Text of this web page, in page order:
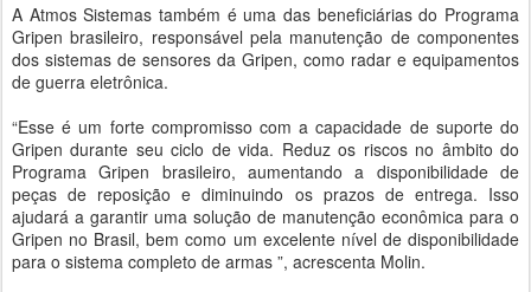
A Atmos Sistemas também é uma das beneficiárias do Programa
Gripen brasileiro, responsável pela manutenção de componentes
dos sistemas de sensores da Gripen, como radar e equipamentos
de guerra eletrônica.
“Esse é um forte compromisso com a capacidade de suporte do
Gripen durante seu ciclo de vida. Reduz os riscos no âmbito do
Programa Gripen brasileiro, aumentando a disponibilidade de
peças de reposição e diminuindo os prazos de entrega. Isso
ajudará a garantir uma solução de manutenção econômica para o
Gripen no Brasil, bem como um excelente nível de disponibilidade
para o sistema completo de armas ”, acrescenta Molin.